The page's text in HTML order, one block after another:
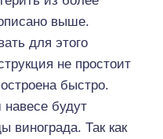
выше.
для этого
не простоит
быстро.
будут
винограда. Так как